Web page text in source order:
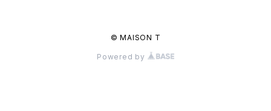
© MAISON T
Powered by